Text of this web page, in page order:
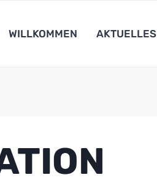
WILLKOMMEN AKTUELLES